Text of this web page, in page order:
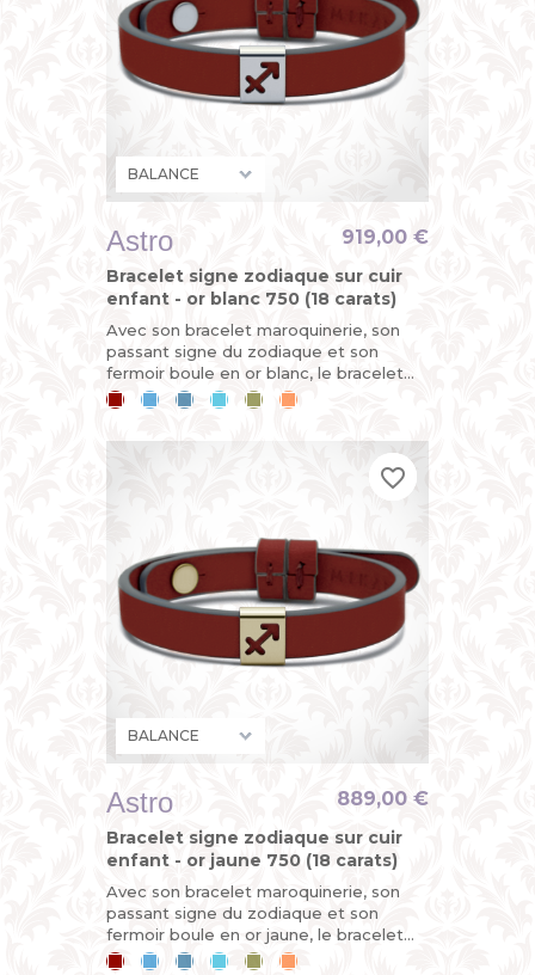
Astro
Bracelet signe zodiaque sur cuir
enfant - or blanc 750 (18 carats)
Avec son bracelet maroquinerie, son
passant signe du zodiaque et son
fermoir boule en or blanc, le bracelet
ASTRO est évolutif. Horoscope du jour :
919,00 €
CeriseBleuBleuBleuKakiMandarine
Astro
Bracelet signe zodiaque sur cuir
enfant - or jaune 750 (18 carats)
Avec son bracelet maroquinerie, son
passant signe du zodiaque et son
fermoir boule en or jaune, le bracelet
ASTRO est évolutif. Horoscope du jour :
889,00 €
CeriseBleuBleuBleuKakiMandarine
favorite_border
favorite_border
favorite_border